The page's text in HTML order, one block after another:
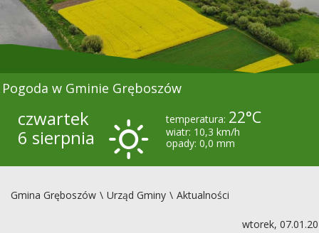
Pogoda w Gminie Gręboszów
czwartek
6 sierpnia
temperatura: 22°C
wiatr: 10,3 km/h
opady: 0,0 mm
Gmina Gręboszów Urząd Gminy Aktualności
wtorek,